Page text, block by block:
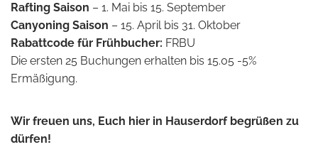
Rafting Saison – 1. Mai bis 15. September
Canyoning Saison – 15. April bis 31. Oktober
Rabattcode für Frühbucher: FRBU
Die ersten 25 Buchungen erhalten bis 15.05 -5%
Ermäßigung.
Wir freuen uns, Euch hier in Hauserdorf begrüßen zu
dürfen!